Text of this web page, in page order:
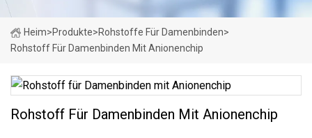
Heim>Produkte>Rohstoffe Für Damenbinden>
Rohstoff Für Damenbinden Mit Anionenchip
Rohstoff Für Damenbinden Mit Anionenchip